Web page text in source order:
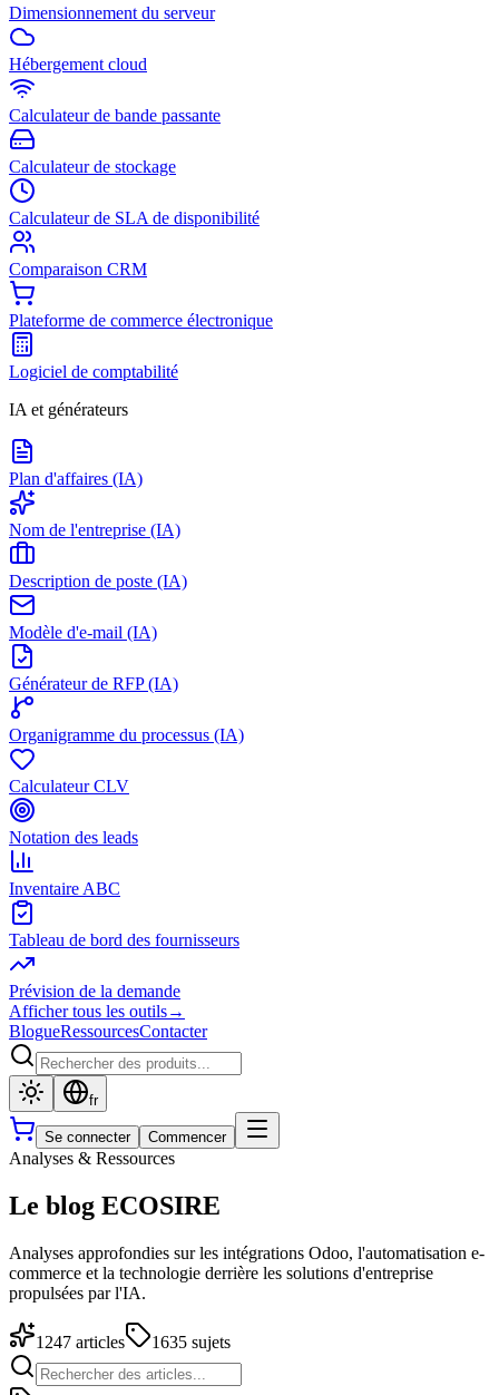
Dimensionnement du serveur
Hébergement cloud
Calculateur de bande passante
Calculateur de stockage
Calculateur de SLA de disponibilité
Comparaison CRM
Plateforme de commerce électronique
Logiciel de comptabilité
IA et générateurs
Plan d'affaires (IA)
Nom de l'entreprise (IA)
Description de poste (IA)
Modèle d'e-mail (IA)
Générateur de RFP (IA)
Organigramme du processus (IA)
Calculateur CLV
Notation des leads
Inventaire ABC
Tableau de bord des fournisseurs
Prévision de la demande
Afficher tous les outils→
BlogueRessourcesContacter
fr
Se connecter Commencer
Analyses & Ressources
Le blog ECOSIRE
Analyses approfondies sur les intégrations Odoo, l'automatisation e-
commerce et la technologie derrière les solutions d'entreprise
propulsées par l'IA.
1247 articles 1635 sujets